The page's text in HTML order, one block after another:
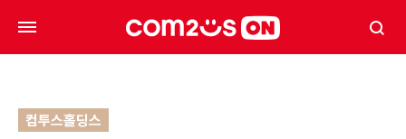
컴투스홀딩스